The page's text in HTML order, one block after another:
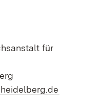
für